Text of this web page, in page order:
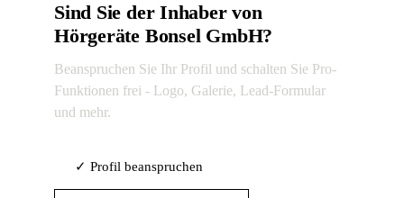
Sind Sie der Inhaber von
Hörgeräte Bonsel GmbH?
Beanspruchen Sie Ihr Profil und schalten Sie Pro-
Funktionen frei - Logo, Galerie, Lead-Formular
und mehr.
✓ Profil beanspruchen